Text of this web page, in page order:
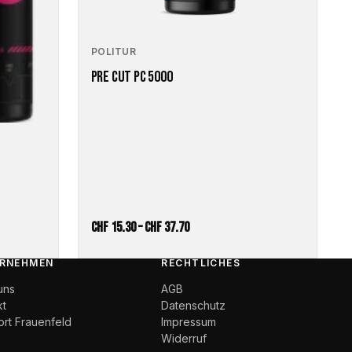
POLITUR
PRE CUT PC 5000
CHF15.30–CHF37.70Preisspanne:
bis
Frauenfeld
RECHTLICHES
AGB
Datenschutz
Impressum
Widerruf